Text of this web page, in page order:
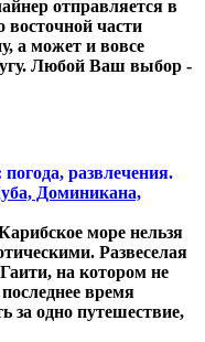
отправляется в
восточной части
а может и вовсе
Любой Ваш выбор -
Доминикана,
море нельзя
Развеселая
на котором не
время
за одно путешествие,